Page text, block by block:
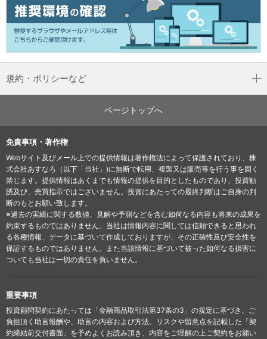
規約・ポリシーなど
ページトップへ
免責事項・著作権
Webサイト及びメール上での提供情報は著作権法によって保護されており、株
式会社あすなろ（以下「当社」)に無断で転用、複製又は販売等を行う事を固く
禁じます。提供情報はあくまでも情報の提供を目的としたものであり、投資勧
誘及び、売買指示ではございません。投資にあたっての最終判断はご自身の判
断のもとお願い致します。
※過去の実績に関する数値、見解や予測などを含む如何なる内容も将来の成果を
約束するものではありません。当社は情報内容に関しては信頼できると思われ
る各種情報、データに基づいて作成しておりますが、その正確性及び安全性を
保証するものではありません。また当該情報に基づいて被った如何なる損害に
ついても当社は一切の責任を負いません。
重要事項
投資顧問契約にあたっては「金融商品取引法第37条の3」の規定に基づき、ご
負担頂く助言報酬や、助言の内容および方法、リスクや留意点を記載した「契
約締結前交付書面」を予めよくお読み頂き、内容をご理解の上ご契約をお願い